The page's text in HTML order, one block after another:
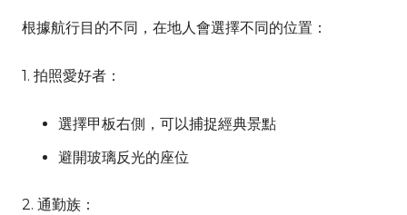
根據航行目的不同，在地人會選擇不同的位置：
1. 拍照愛好者：
選擇甲板右側，可以捕捉經典景點
避開玻璃反光的座位
2. 通勤族：